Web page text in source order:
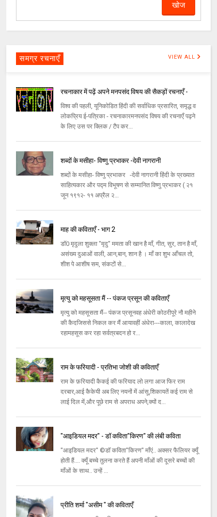
समग्र रचनाएँ VIEW ALL
रचनाकार में पढ़ें अपने मनपसंद विषय की सैकड़ों रचनाएँ -
विश्व की पहली, यूनिकोडित हिंदी की सर्वाधिक प्रसारित, समृद्ध व
लोकप्रिय ई-पत्रिका - रचनाकारमनपसंद विषय की रचनाएँ पढ़ने
के लिए उस पर क्लिक / टैप कर...
शब्दों के मसीहा- विष्णु प्रभाकर -देवी नागरानी
शब्दों के मसीहा- विष्णु प्रभाकर -देवी नागरानी हिंदी के प्रख्यात
साहित्यकार और पद्म विभूषण से सम्मानित विष्णु प्रभाकर ( २१
जून १९१२- ११ अप्रैल २...
माह की कविताएँ - भाग 2
डॉ0 मृदुला शुक्ला "मृदु" ममता की खान है माँ, गीत, सुर, तान है माँ,
असंख्य दुआओं वाली, आन,बान, शान है । माँ का शुभ आँचल तो,
शीश पे आशीष सम, संकटों से...
मृत्यु को महसूसता मैं -- पंकज प्रसून की कविताएँ
मृत्यु को महसूसता मैं-- पंकज प्रसूनवह अंधेरी कोठरीपूरे नौ महीने
की कैदजिससे निकल कर मैं आयावहीं अंधेरा---काला, कालादेख
रहामहसूस कर रहा सर्वत्रबदन हो र...
राम के फरियादी - प्रतिभा जोशी की कविताएँ
राम के फ़रियादी कैकई की फरियाद लो लगा आज फिर राम
दरबार,आई कैकेयी अब लिए नयनों में आंसू,शिकायतें कई राम से
लाई दिल में,और पूछे राम से अपराध अपने,क्यों द...
"आइडियल मदर" - डॉ कविता"किरण" की लंबी कविता
"आइडियल मदर" ©डॉ कविता"किरण" माँएं.. अक्सर फैलियर क्यूँ
होती हैं.... क्यूँ बच्चे तुलना करते हैं अपनी माँओं की दूसरे बच्चों की
माँओं के साथ.. उन्हें ...
प्रीति शर्मा "असीम " की कविताएँ